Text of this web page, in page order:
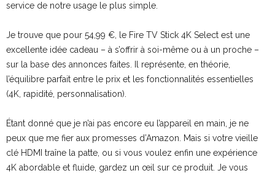
service de notre usage le plus simple.
Je trouve que pour 54,99 €, le Fire TV Stick 4K Select est une
excellente idée cadeau – à s’offrir à soi-même ou à un proche –
sur la base des annonces faites. Il représente, en théorie,
l’équilibre parfait entre le prix et les fonctionnalités essentielles
(4K, rapidité, personnalisation).
Étant donné que je n’ai pas encore eu l’appareil en main, je ne
peux que me fier aux promesses d’Amazon. Mais si votre vieille
clé HDMI traîne la patte, ou si vous voulez enfin une expérience
4K abordable et fluide, gardez un œil sur ce produit. Je vous